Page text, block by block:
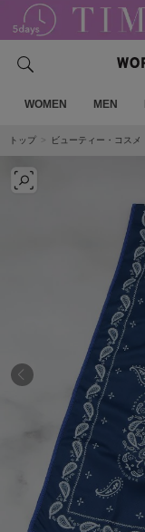
WOMEN MEN
トップ ビューティー・コスメ